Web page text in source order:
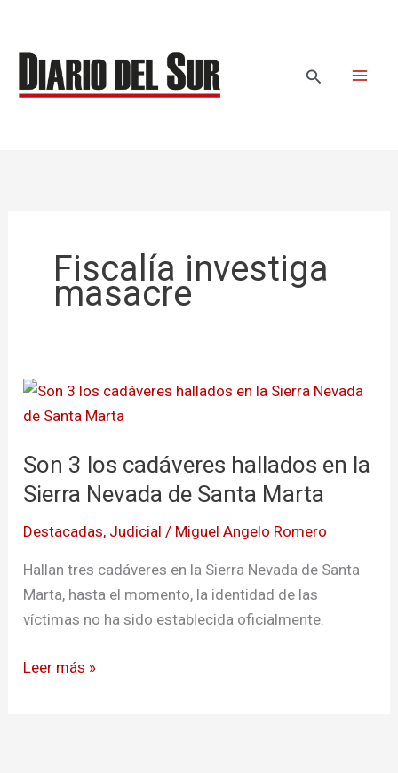
contenido
Buscar
Fiscalía investiga
masacre
Son 3 los cadáveres hallados en la
Sierra Nevada de Santa Marta
Destacadas, Judicial / Miguel Angelo Romero
Hallan tres cadáveres en la Sierra Nevada de Santa
Marta, hasta el momento, la identidad de las
víctimas no ha sido establecida oficialmente.
Son
3
cadáveres
hallados
la
Sierra
Nevada
de
Marta
Leer más »